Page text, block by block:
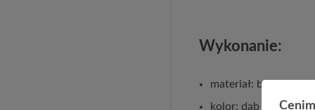
Wykonanie:
materiał: blat i
kolor: dąb sonoma